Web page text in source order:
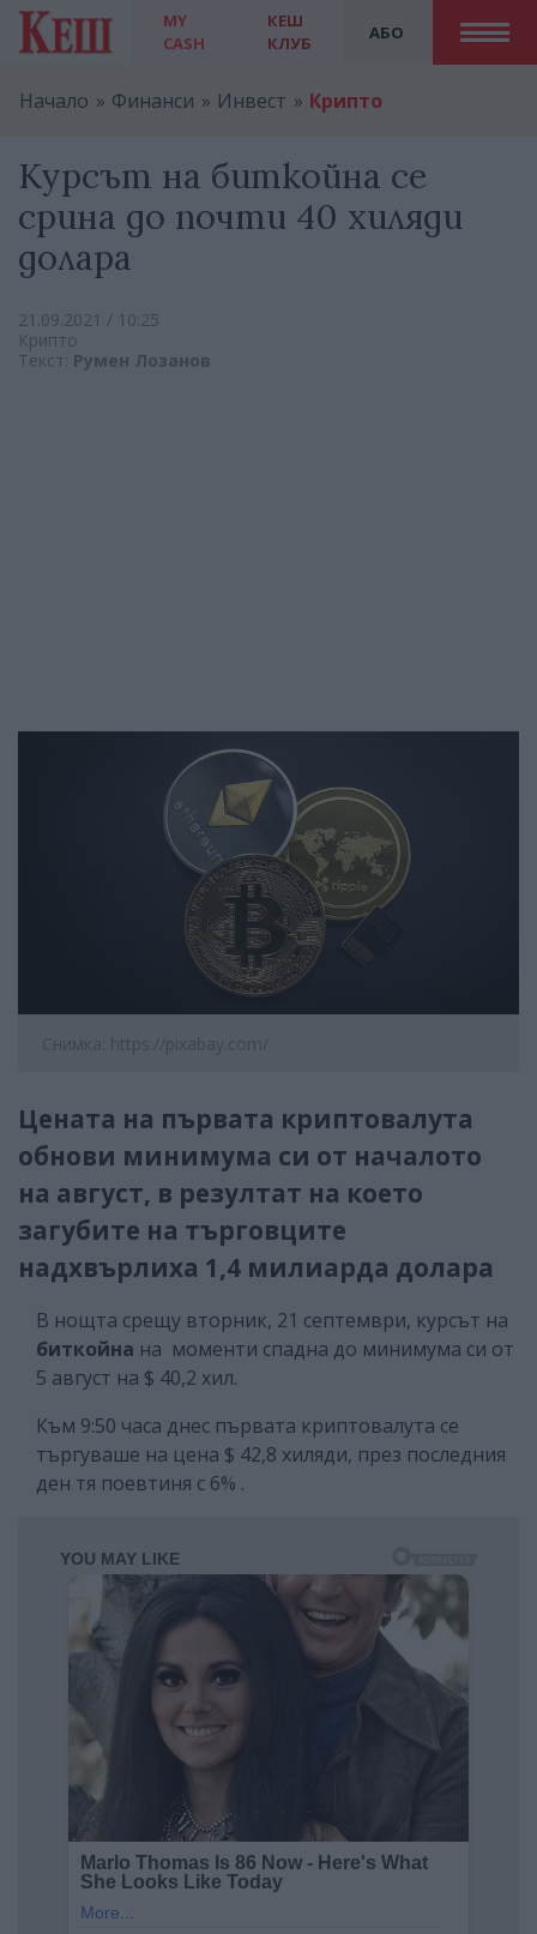
MY
CASH
АБО
КЕШ
КЛУБ
Начало Финанси Инвест Крипто
Курсът на биткойна се
срина до почти 40 хиляди
долара
21.09.2021 / 10:25
Крипто
Текст: Румен Лозанов
Снимка: https://pixabay.com/
Цената на първата криптовалута
обнови минимума си от началото
на август, в резултат на което
загубите на търговците
надхвърлиха 1,4 милиарда долара
В нощта срещу вторник, 21 септември, курсът на
биткойна на моменти спадна до минимума си от
5 август на $ 40,2 хил.
Към 9:50 часа днес първата криптовалута се
търгуваше на цена $ 42,8 хиляди, през последния
ден тя поевтиня с 6% .